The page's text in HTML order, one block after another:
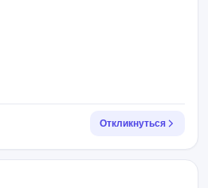
Откликнуться